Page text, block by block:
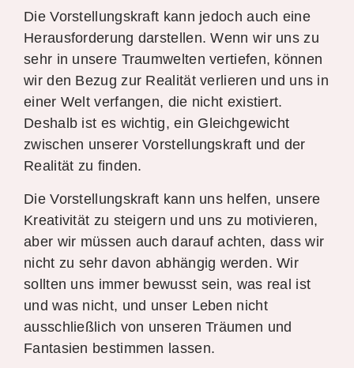
Die Vorstellungskraft kann jedoch auch eine
Herausforderung darstellen. Wenn wir uns zu
sehr in unsere Traumwelten vertiefen, können
wir den Bezug zur Realität verlieren und uns in
einer Welt verfangen, die nicht existiert.
Deshalb ist es wichtig, ein Gleichgewicht
zwischen unserer Vorstellungskraft und der
Realität zu finden.
Die Vorstellungskraft kann uns helfen, unsere
Kreativität zu steigern und uns zu motivieren,
aber wir müssen auch darauf achten, dass wir
nicht zu sehr davon abhängig werden. Wir
sollten uns immer bewusst sein, was real ist
und was nicht, und unser Leben nicht
ausschließlich von unseren Träumen und
Fantasien bestimmen lassen.